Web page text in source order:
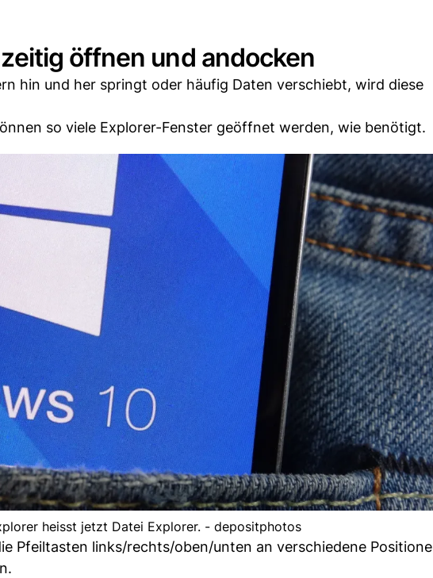
öffnen und andocken
hin und her springt oder häufig Daten verschiebt, wird diese
so viele Explorer-Fenster geöffnet werden, wie benötigt.
heisst jetzt Datei Explorer. - depositphotos
Pfeiltasten links/rechts/oben/unten an verschiedene